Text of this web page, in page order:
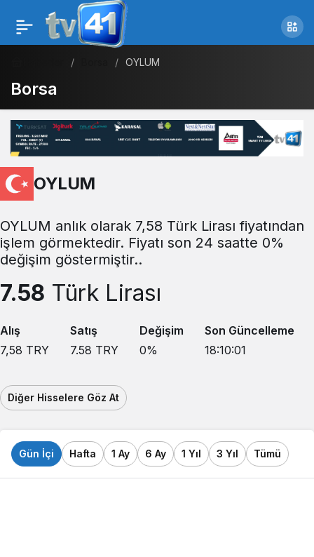
OYLUM
Borsa
OYLUM
OYLUM anlık olarak 7,58 Türk Lirası fiyatından
işlem görmektedir. Fiyatı son 24 saatte 0%
değişim göstermiştir..
7.58 Türk Lirası
Alış
7,58 TRY
Satış
7.58 TRY
Değişim
0%
Son Güncelleme
18:10:01
Diğer Hisselere Göz At
Gün İçi Hafta 1 Ay 6 Ay 1 Yıl 3 Yıl Tümü